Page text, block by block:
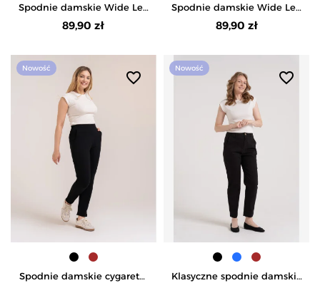
Spodnie damskie Wide Leg
wygodne z wysokim
stanem - BORDOWY
89,90 zł
Spodnie damskie Wide Leg
wygodne z wysokim
stanem - GRAFITOWY
89,90 zł
Nowość
favorite_border
Spodnie damskie cygaretki
Nowość
favorite_border
Klasyczne spodnie damskie